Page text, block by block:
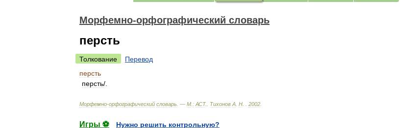
Морфемно-орфографический словарь
персть
Толкование
Перевод
персть
персть/.
Морфемно-орфографический словарь . — М : АСТ. Тихонов А Н 2002
Игры ⚽
Нужно решить контрольную?